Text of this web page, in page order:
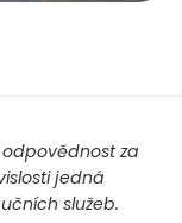
odpovědnost za
jedná
služeb.